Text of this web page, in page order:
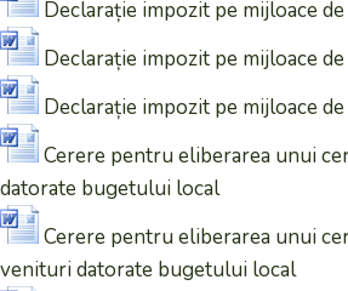
Declarație impozit pe mijloace
Declarație impozit pe mijloace
Declarație impozit pe mijloace
Cerere pentru eliberarea unui
datorate bugetului local
Cerere pentru eliberarea unui
venituri datorate bugetului local